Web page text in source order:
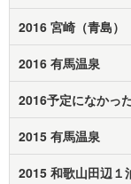
2016 宮崎（青島）
2016 有馬温泉
2016予定になかっ
2015 有馬温泉
2015 和歌山田辺１